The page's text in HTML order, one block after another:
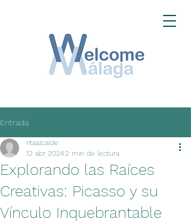
Entrada
Explorando las Raíces
Creativas: Picasso y su
Vínculo Inquebrantable
ritaalcalde
12 abr 20242 min de lectura